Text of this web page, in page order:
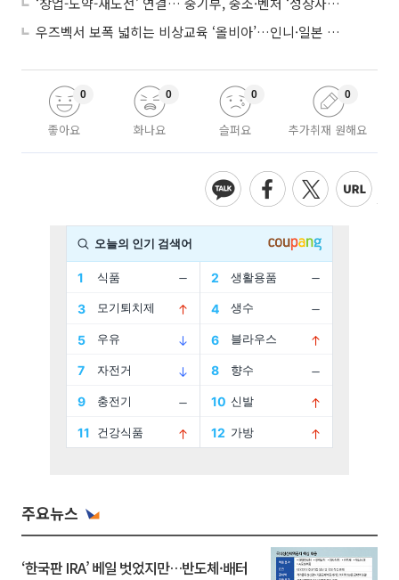
우즈벡서 보폭 넓히는 비상교육 ‘올비아’…인니·일본 진출 타진
좋아요
0
화나요
0
슬퍼요
0
추가취재 원해요
0
주요뉴스
‘한국판 IRA’ 베일 벗었지만…반도체·배터